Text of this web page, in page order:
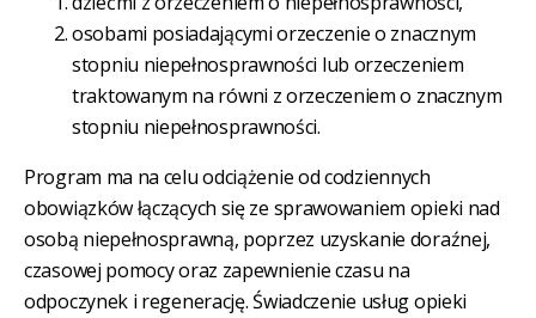
osobami posiadającymi orzeczenie o znacznym
stopniu niepełnosprawności lub orzeczeniem
traktowanym na równi z orzeczeniem o znacznym
stopniu niepełnosprawności.
Program ma na celu odciążenie od codziennych
obowiązków łączących się ze sprawowaniem opieki nad
osobą niepełnosprawną, poprzez uzyskanie doraźnej,
czasowej pomocy oraz zapewnienie czasu na
odpoczynek i regenerację. Świadczenie usług opieki